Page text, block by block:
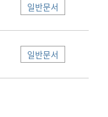
일반문서
일반문서